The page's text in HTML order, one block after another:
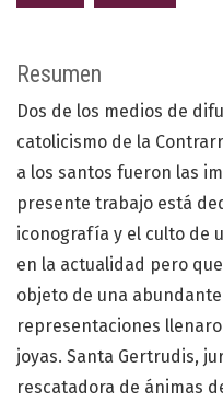
Resumen
Dos de los medios de
catolicismo de la
a los santos fueron las
presente trabajo está
iconografía y el culto de
en la actualidad pero
objeto de una
representaciones
joyas. Santa Gertrudis,
rescatadora de ánimas